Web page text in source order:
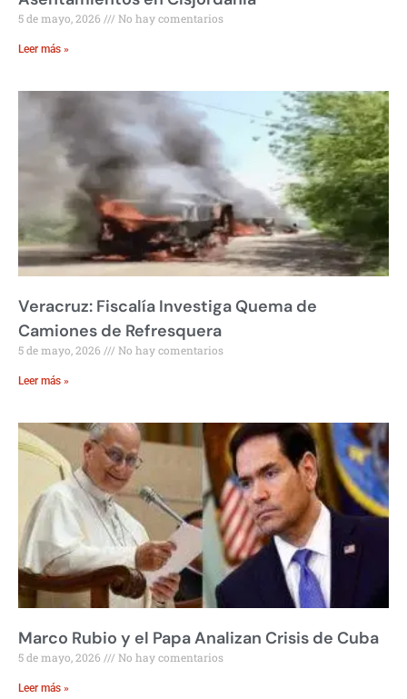
5 de mayo, 2026 No hay comentarios
Leer más »
Veracruz: Fiscalía Investiga Quema de
Camiones de Refresquera
5 de mayo, 2026 No hay comentarios
Leer más »
Marco Rubio y el Papa Analizan Crisis de Cuba
5 de mayo, 2026 No hay comentarios
Leer más »